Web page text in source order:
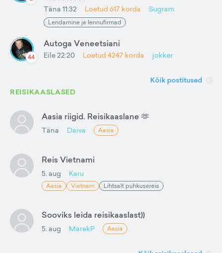
Täna 11:32 Loetud 617 korda Sugram
Lendamine ja lennufirmad
44
Autoga Veneetsiani
Eile 22:20 Loetud 4247 korda jokker
Kõik postitused
REISIKAASLASED
Aasia riigid. Reisikaaslane 🫶
Täna Daiva Aasia
Reis Vietnami
5. aug Karu
Aasia Vietnam Lihtsalt puhkusereis
Sooviks leida reisikaaslast))
5. aug MarekP Aasia